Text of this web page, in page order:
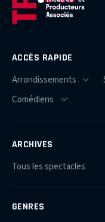
ACCÈS RAPIDE
ARCHIVES
Tous les spectacles
GENRES